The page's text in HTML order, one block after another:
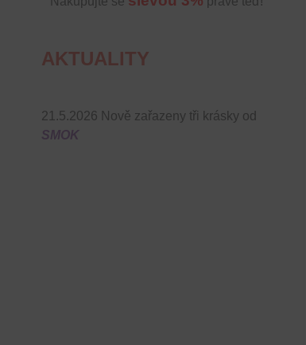
AKTUALITY
21.5.2026 Nově zařazeny tři krásky od
SMOK